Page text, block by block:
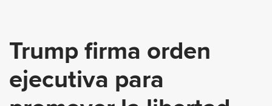
Trump firma orden
ejecutiva para